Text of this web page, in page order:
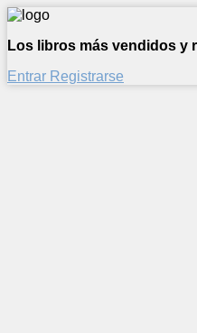
Los libros más vendidos y
Entrar Registrarse